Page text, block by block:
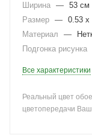
Ширина — 53 см
Размер — 0.53 x
Материал
—
Подгонка рисунка
Все характеристики
Реальный цвет
цветопередачи